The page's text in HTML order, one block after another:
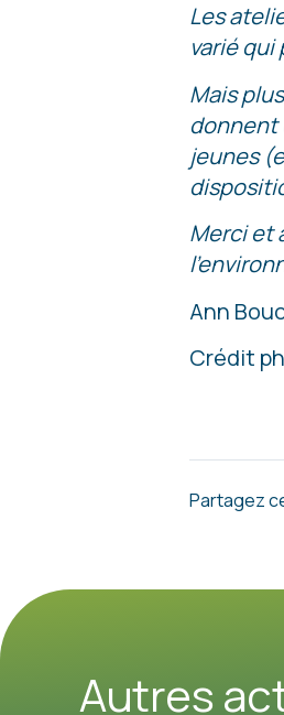
Les
varié
Mais
donnent
jeunes
Merci et
Ann
Crédit
Partagez
Autres